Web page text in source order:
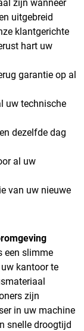
zijn wanneer
uitgebreid
klantgerichte
hart uw
garantie op al
uw technische
dezelfde dag
al uw
van uw nieuwe
een slimme
kantoor te
zijn
in uw machine
snelle droogtijd